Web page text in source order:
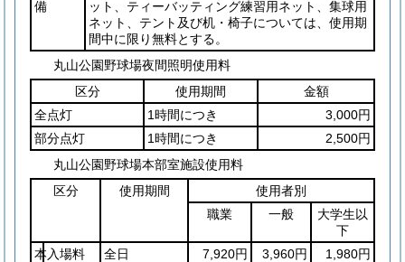
備
ット、ティーバッティング練習用ネット、集球用
ネット、テント及び机・椅子については、使用期
間中に限り無料とする。
丸山公園野球場夜間照明使用料
区分
使用期間
金額
全点灯
1時間につき
3,000円
部分点灯
1時間につき
2,500円
丸山公園野球場本部室施設使用料
区分
使用期間
使用者別
職業
一般
大学生以
下
本 入場料
全日 7,920円 3,960円
1,980円